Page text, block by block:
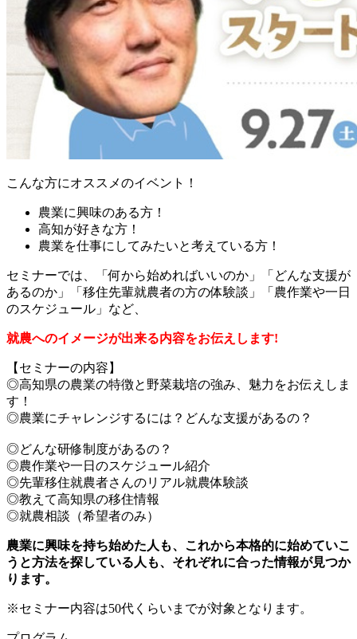
こんな方にオススメのイベント！
農業に興味のある方！
高知が好きな方！
農業を仕事にしてみたいと考えている方！
セミナーでは、「何から始めればいいのか」「どんな支援が
あるのか」「移住先輩就農者の方の体験談」「農作業や一日
のスケジュール」など、
就農へのイメージが出来る内容をお伝えします!
【セミナーの内容】
◎高知県の農業の特徴と野菜栽培の強み、魅力をお伝えしま
す！
◎農業にチャレンジするには？どんな支援があるの？
◎どんな研修制度があるの？
◎農作業や一日のスケジュール紹介
◎先輩移住就農者さんのリアル就農体験談
◎教えて高知県の移住情報
◎就農相談（希望者のみ）
農業に興味を持ち始めた人も、これから本格的に始めていこ
うと方法を探している人も、それぞれに合った情報が見つか
ります。
※セミナー内容は50代くらいまでが対象となります。